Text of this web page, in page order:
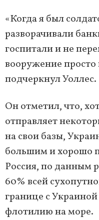
«Когда я был
разворачивали
госпитали и не
вооружение просто
подчеркнул Уоллес.
Он отметил, что,
отправляет
на свои базы,
большим и хорошо
Россия, по данным
60% всей
границе с
флотилию на море.